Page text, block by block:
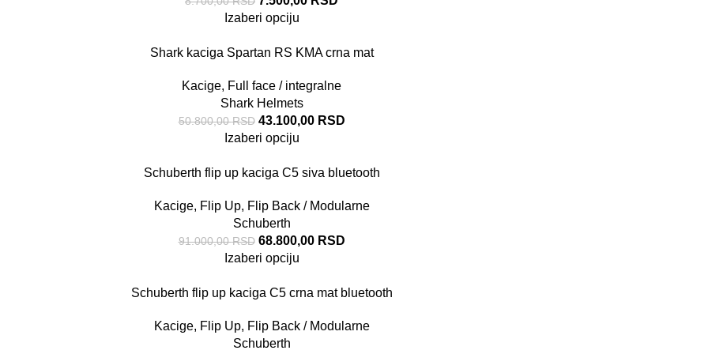
Izaberi opciju
Shark kaciga Spartan RS KMA crna mat
Kacige, Full face / integralne
Shark Helmets
50.800,00RSD 43.100,00 RSD
Izaberi opciju
Schuberth flip up kaciga C5 siva bluetooth
Kacige, Flip Up, Flip Back / Modularne
Schuberth
91.000,00RSD 68.800,00 RSD
Izaberi opciju
Schuberth flip up kaciga C5 crna mat bluetooth
Kacige, Flip Up, Flip Back / Modularne
Schuberth